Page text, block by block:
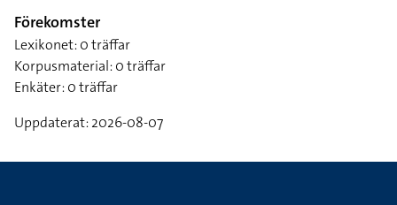
Förekomster
Lexikonet: 0 träffar
Korpusmaterial: 0 träffar
Enkäter: 0 träffar
Uppdaterat: 2026-08-07